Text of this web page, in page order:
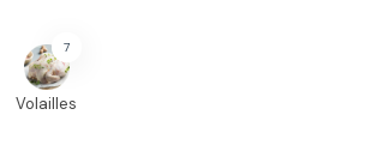
7
Volailles